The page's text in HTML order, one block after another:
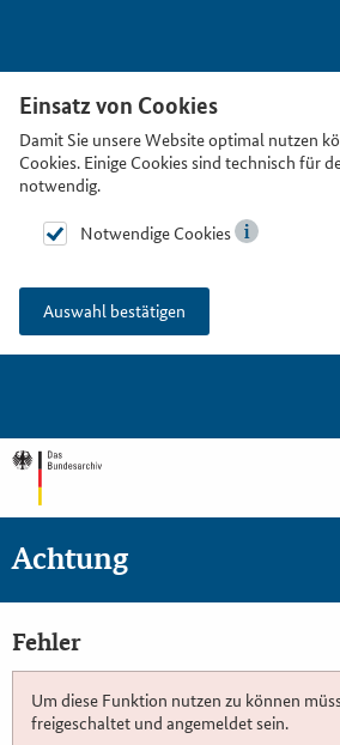
Einsatz von Cookies
Damit Sie unsere Website optimal nutzen
Cookies. Einige Cookies sind technisch für
notwendig.
Notwendige Cookies
Auswahl bestätigen
Achtung
Fehler
Um diese Funktion nutzen zu können
freigeschaltet und angemeldet sein.